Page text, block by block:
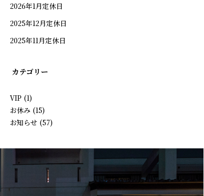
2026年1月定休日
2025年12月定休日
2025年11月定休日
カテゴリー
VIP (1)
お休み (15)
お知らせ (57)